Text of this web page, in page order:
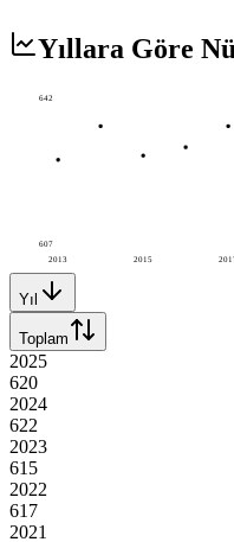
Yıllara Göre
2013 2015
642
607
Yıl
Toplam
2025
620
2024
622
2023
615
2022
617
2021